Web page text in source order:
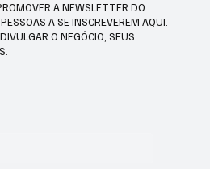
A NEWSLETTER DO
A SE INSCREVEREM AQUI.
O NEGÓCIO, SEUS